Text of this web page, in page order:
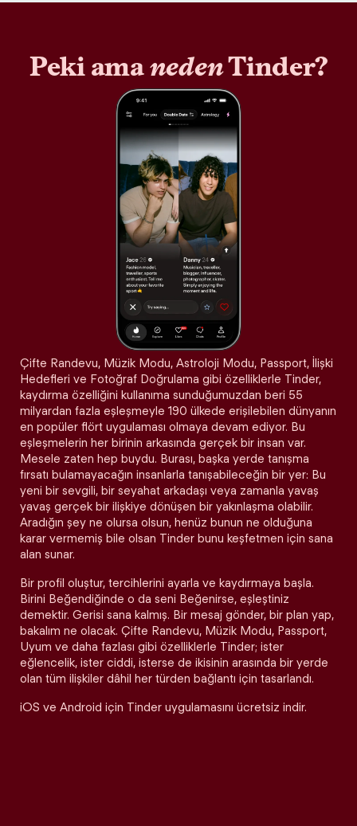
Peki amanedenTinder?
Çifte Randevu, Müzik Modu, Astroloji Modu, Passport, İlişki
Hedefleri ve Fotoğraf Doğrulama gibi özelliklerle Tinder,
kaydırma özelliğini kullanıma sunduğumuzdan beri 55
milyardan fazla eşleşmeyle 190 ülkede erişilebilen dünyanın
en popüler flört uygulaması olmaya devam ediyor. Bu
eşleşmelerin her birinin arkasında gerçek bir insan var.
Mesele zaten hep buydu. Burası, başka yerde tanışma
fırsatı bulamayacağın insanlarla tanışabileceğin bir yer: Bu
yeni bir sevgili, bir seyahat arkadaşı veya zamanla yavaş
yavaş gerçek bir ilişkiye dönüşen bir yakınlaşma olabilir.
Aradığın şey ne olursa olsun, henüz bunun ne olduğuna
karar vermemiş bile olsan Tinder bunu keşfetmen için sana
alan sunar.
Bir profil oluştur, tercihlerini ayarla ve kaydırmaya başla.
Birini Beğendiğinde o da seni Beğenirse, eşleştiniz
demektir. Gerisi sana kalmış. Bir mesaj gönder, bir plan yap,
bakalım ne olacak. Çifte Randevu, Müzik Modu, Passport,
Uyum ve daha fazlası gibi özelliklerle Tinder; ister
eğlencelik, ister ciddi, isterse de ikisinin arasında bir yerde
olan tüm ilişkiler dâhil her türden bağlantı için tasarlandı.
iOS ve Android için Tinder uygulamasını ücretsiz indir.